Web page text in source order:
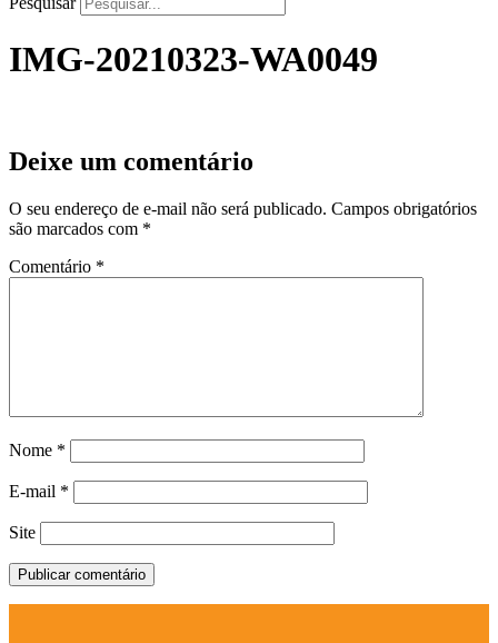
IMG-20210323-WA0049
Deixe um comentário
O seu endereço de e-mail não será publicado. Campos obrigatórios
são marcados com *
Comentário *
Nome *
E-mail *
Site